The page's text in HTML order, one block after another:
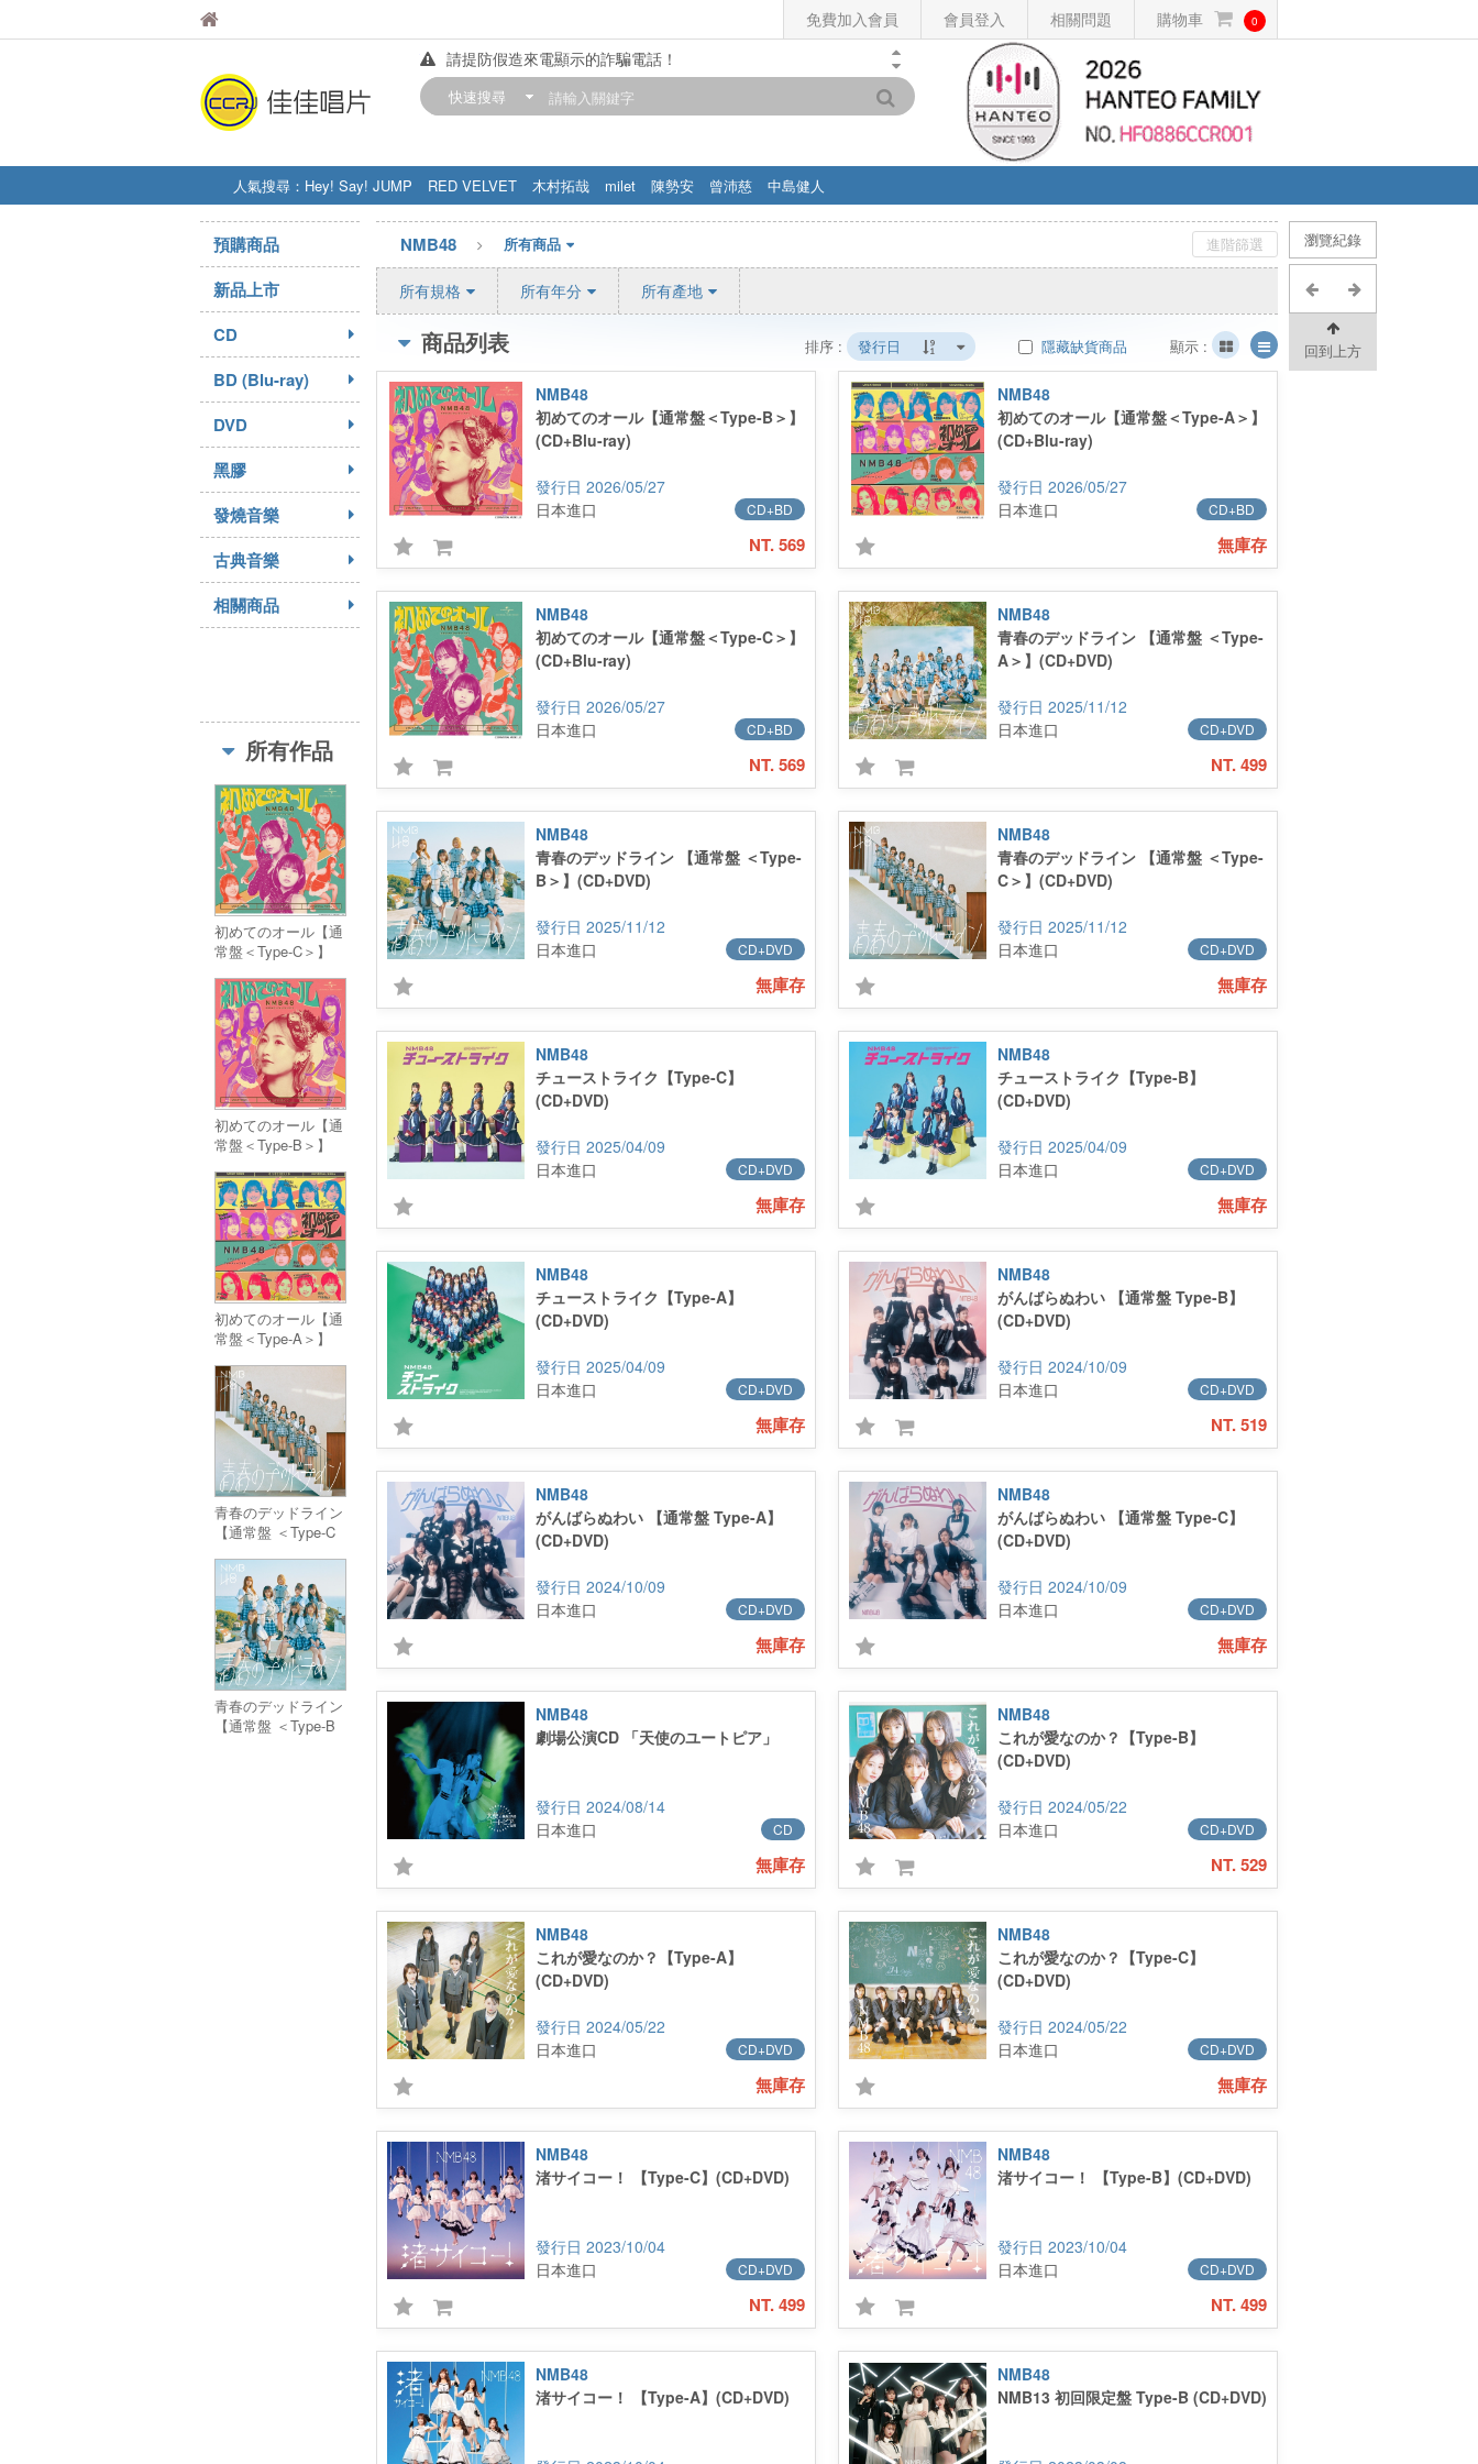
免費加入會員 會員登入 相關問題 購物車 0
佳佳唱片
請提防假造來電顯示的詐騙電話！
【中華門市營業時間調整公告】
快速搜尋
人氣搜尋： Hey! Say! JUMP RED VELVET 木村拓哉 milet 陳勢安 曾沛慈
中島健人
STRAY KIDS
盧廣仲 周杰伦
瀏覽紀錄
回到上方
預購商品
新品上市
CD
BD (Blu-ray)
DVD
黑膠
發燒音樂
古典音樂
相關商品
所有作品
初めてのオール【通
常盤＜Type-C＞】
初めてのオール【通
常盤＜Type-B＞】
初めてのオール【通
常盤＜Type-A＞】
青春のデッドライン
【通常盤 ＜Type-C
青春のデッドライン
【通常盤 ＜Type-B
進階篩選
NMB48 所有商品
所有規格 所有年分 所有產地
排序 : 發行日 隱藏缺貨商品 顯示 :
商品列表
NMB48
初めてのオール【通常盤＜Type-B＞】
(CD+Blu-ray)
2026/05/27
CD+BD
日本進口
NT. 569
NMB48
初めてのオール【通常盤＜Type-A＞】
(CD+Blu-ray)
2026/05/27
CD+BD
日本進口
無庫存
NMB48
初めてのオール【通常盤＜Type-C＞】
(CD+Blu-ray)
2026/05/27
CD+BD
日本進口
NT. 569
NMB48
青春のデッドライン 【通常盤 ＜Type-
A＞】(CD+DVD)
2025/11/12
CD+DVD
日本進口
NT. 499
NMB48
青春のデッドライン 【通常盤 ＜Type-
B＞】(CD+DVD)
2025/11/12
CD+DVD
日本進口
無庫存
NMB48
青春のデッドライン 【通常盤 ＜Type-
C＞】(CD+DVD)
2025/11/12
CD+DVD
日本進口
無庫存
NMB48
チューストライク【Type-C】
(CD+DVD)
2025/04/09
CD+DVD
日本進口
無庫存
NMB48
チューストライク【Type-B】
(CD+DVD)
2025/04/09
CD+DVD
日本進口
無庫存
NMB48
チューストライク【Type-A】
(CD+DVD)
2025/04/09
CD+DVD
日本進口
無庫存
NMB48
がんばらぬわい 【通常盤 Type-B】
(CD+DVD)
2024/10/09
CD+DVD
日本進口
NT. 519
NMB48
がんばらぬわい 【通常盤 Type-A】
(CD+DVD)
2024/10/09
CD+DVD
日本進口
無庫存
NMB48
がんばらぬわい 【通常盤 Type-C】
(CD+DVD)
2024/10/09
CD+DVD
日本進口
無庫存
NMB48
劇場公演CD 「天使のユートピア」
2024/08/14
CD
日本進口
無庫存
NMB48
これが愛なのか？【Type-B】
(CD+DVD)
2024/05/22
CD+DVD
日本進口
NT. 529
NMB48
これが愛なのか？【Type-A】
(CD+DVD)
2024/05/22
CD+DVD
日本進口
無庫存
NMB48
これが愛なのか？【Type-C】
(CD+DVD)
2024/05/22
CD+DVD
日本進口
無庫存
NMB48
渚サイコー！ 【Type-C】(CD+DVD)
2023/10/04
CD+DVD
日本進口
NT. 499
NMB48
渚サイコー！ 【Type-B】(CD+DVD)
2023/10/04
CD+DVD
日本進口
NT. 499
NMB48
渚サイコー！ 【Type-A】(CD+DVD)
NMB48
NMB13 初回限定盤 Type-B (CD+DVD)